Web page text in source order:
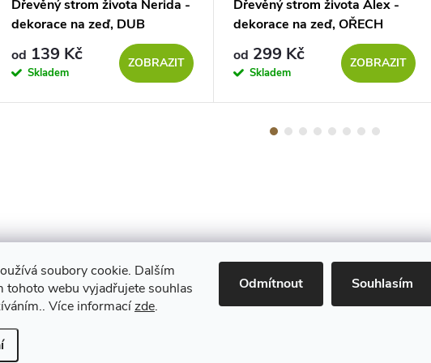
soubory cookie. Dalším
tohoto webu vyjadřujete souhlas
Více informacízde.
Odmítnout Souhlasím
Dřevěný strom života Nerida -
dekorace na zeď, DUB
od 139 Kč
Skladem
ZOBRAZIT
Dřevěný strom života Alex -
dekorace na zeď, OŘECH
od 299 Kč
Skladem
ZOBRAZIT
Maestro
nastavení cookies